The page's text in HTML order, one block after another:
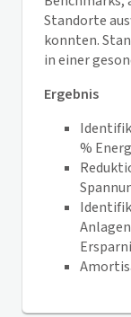
Standorte
konnten.
in einer
Ergebnis
%